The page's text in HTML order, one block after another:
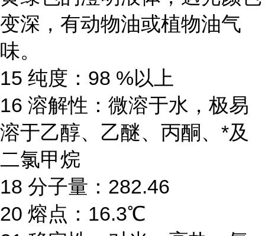
变深，有动物油或植物油气
味。
15 纯度：98 %以上
16 溶解性：微溶于水，极易
溶于乙醇、乙醚、丙酮、*及
二氯甲烷
18 分子量：282.46
20 熔点：16.3℃